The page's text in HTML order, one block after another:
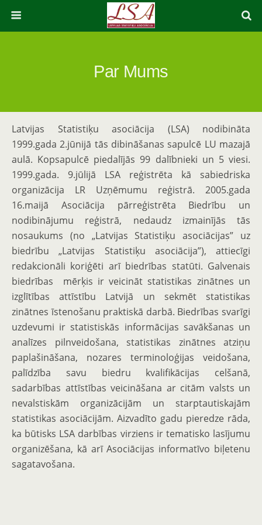
Par Mums
Latvijas Statistiķu asociācija (LSA) nodibināta
1999.gada 2.jūnijā tās dibināšanas sapulcē LU mazajā
aulā. Kopsapulcē piedalījās 99 dalībnieki un 5 viesi.
1999.gada. 9.jūlijā LSA reģistrēta kā sabiedriska
organizācija LR Uzņēmumu reģistrā. 2005.gada
16.maijā Asociācija pārreģistrēta Biedrību un
nodibinājumu reģistrā, nedaudz izmainījās tās
nosaukums (no „Latvijas Statistiķu asociācijas” uz
biedrību „Latvijas Statistiķu asociācija”), attiecīgi
redakcionāli koriģēti arī biedrības statūti. Galvenais
biedrības mērķis ir veicināt statistikas zinātnes un
izglītības attīstību Latvijā un sekmēt statistikas
zinātnes īstenošanu praktiskā darbā. Biedrības svarīgi
uzdevumi ir statistiskās informācijas savākšanas un
analīzes pilnveidošana, statistikas zinātnes atziņu
paplašināšana, nozares terminoloģijas veidošana,
palīdzība savu biedru kvalifikācijas celšanā,
sadarbības attīstības veicināšana ar citām valsts un
nevalstiskām organizācijām un starptautiskajām
statistikas asociācijām. Aizvadīto gadu pieredze rāda,
ka būtisks LSA darbības virziens ir tematisko lasījumu
organizēšana, kā arī Asociācijas informatīvo biļetenu
sagatavošana.